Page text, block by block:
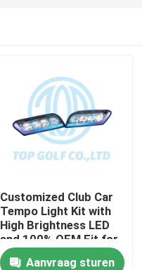
Customized Club Car
Tempo Light Kit with
High Brightness LED
and 100% OEM Fit for
Golf Cart
Aanvraag sturen